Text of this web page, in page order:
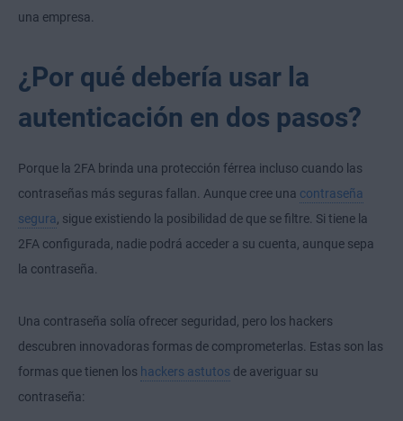
una empresa.
¿Por qué debería usar la
autenticación en dos pasos?
Porque la 2FA brinda una protección férrea incluso cuando las
contraseñas más seguras fallan. Aunque cree una contraseña
segura, sigue existiendo la posibilidad de que se filtre. Si tiene la
2FA configurada, nadie podrá acceder a su cuenta, aunque sepa
la contraseña.
Una contraseña solía ofrecer seguridad, pero los hackers
descubren innovadoras formas de comprometerlas. Estas son las
formas que tienen los hackers astutos de averiguar su
contraseña: